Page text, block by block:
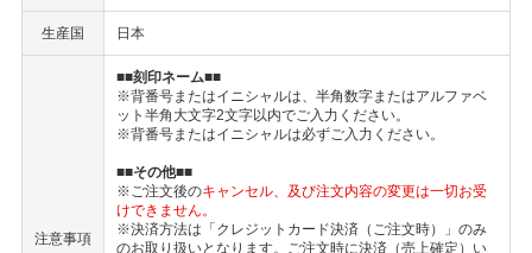
生産国 日本
注意事項
■■刻印ネーム■■
※背番号またはイニシャルは、半角数字またはアルファベ
ット半角大文字2文字以内でご入力ください。
※背番号またはイニシャルは必ずご入力ください。
■■その他■■
※ご注文後のキャンセル、及び注文内容の変更は一切お受
けできません。
※決済方法は「クレジットカード決済（ご注文時）」のみ
のお取り扱いとなります。ご注文時に決済（売上確定）い